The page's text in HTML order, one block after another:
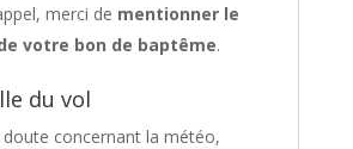
merci de mentionner le
votre bon de baptême.
du vol
doute concernant la météo,